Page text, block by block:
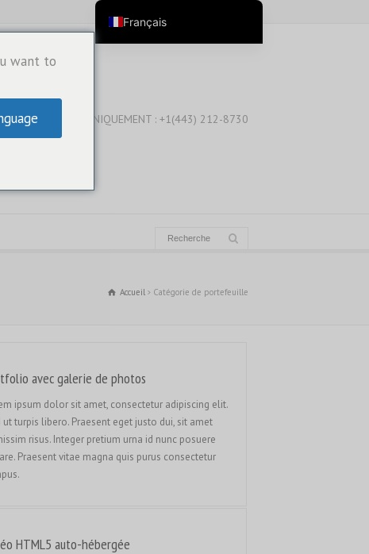
WHATSAPP UNIQUEMENT : +1(443) 212-8730
Accueil Catégorie de portefeuille
avec galerie de photos
ipsum dolor sit amet, consectetur adipiscing elit.
ut turpis libero. Praesent eget justo dui, sit amet
risus. Integer pretium urna id nunc posuere
Praesent vitae magna quis purus consectetur
HTML5 auto-hébergée
want to
Français
English
English (Canada)
Deutsch (Österreich)
עִבְרִית
Hrvatski
Magyar
한국어